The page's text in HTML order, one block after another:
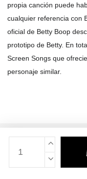
propia canción puede
cualquier referencia con
oficial de Betty Boop
prototipo de Betty. En
Screen Songs que
personaje similar.